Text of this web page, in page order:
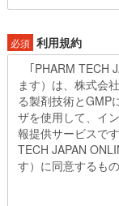
必須 利用規約